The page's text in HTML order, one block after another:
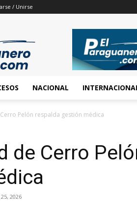
/ Unirse
NACIONAL
Pelón respalda gestión médica
de Cerro
2026